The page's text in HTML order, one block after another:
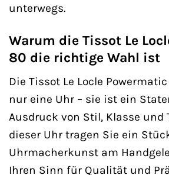
unterwegs.
Warum die Tissot Le
80 die richtige Wahl ist
Die Tissot Le Locle
nur eine Uhr – sie ist ein
Ausdruck von Stil, Klasse und
dieser Uhr tragen Sie ein
Uhrmacherkunst am
Ihren Sinn für Qualität und